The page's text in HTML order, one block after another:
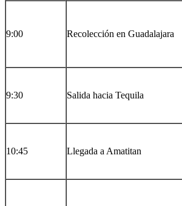
9:00 Recolección en Guadalajara
9:30 Salida hacia Tequila
10:45 Llegada a Amatitan